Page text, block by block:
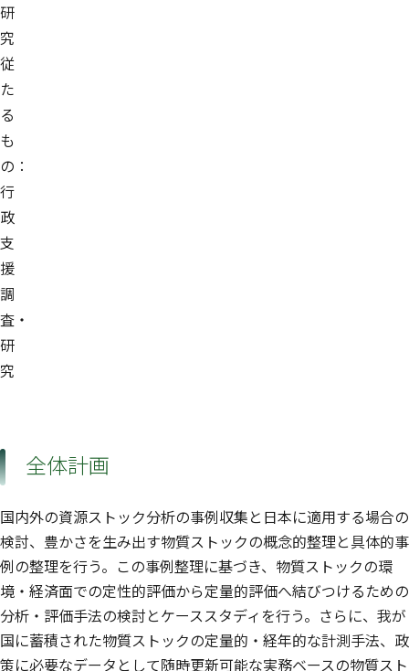
研
究
従
た
る
も
の：
行
政
支
援
調
査・
研
究
全体計画
国内外の資源ストック分析の事例収集と日本に適用する場合の
検討、豊かさを生み出す物質ストックの概念的整理と具体的事
例の整理を行う。この事例整理に基づき、物質ストックの環
境・経済面での定性的評価から定量的評価へ結びつけるための
分析・評価手法の検討とケーススタディを行う。さらに、我が
国に蓄積された物質ストックの定量的・経年的な計測手法、政
策に必要なデータとして随時更新可能な実務ベースの物質スト